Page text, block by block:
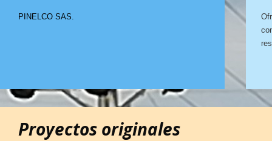
Proyectos originales
PINELCO SAS.